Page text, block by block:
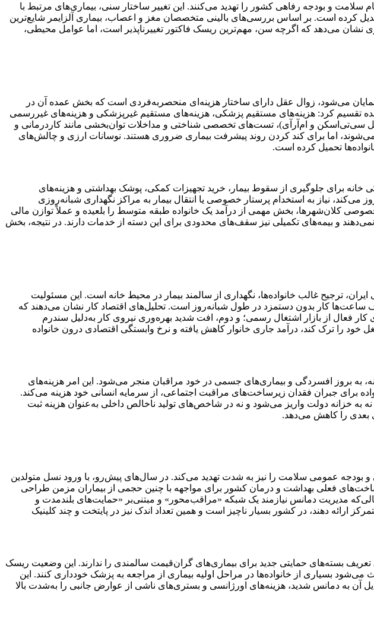
سلامت و بودجه رفاهی کشور را تهدید می‌کنند. این تغییر ساختار سنی، بیماری‌های مرتبط با
کرده است. بر اساس بررسی‌های بالینی متخصصان مغز و اعصاب، بیماری آلزایمر شایع‌ترین
ریشه‌های این بیماری نشان می‌دهد که اگرچه سن، مهم‌ترین ریسک ‌فاکتور تغییرناپذیر است، اما عوامل محیطی،
می‌شود، زوال عقل دارای ساختار هزینه‌ای منحصربه‌فردی است که بخش عمده آن در
کرد: هزینه‌های مستقیم پزشکی، هزینه‌های مستقیم غیرپزشکی و هزینه‌های غیررسمی
و ام‌آرآی)، تست‌های تخصصی شناختی و مداخلات توان‌بخشی مانند کاردرمانی و
اما برای کند کردن روند پیشرفت بیماری ضروری هستند. نوسانات ارزی و چالش‌های
تحمیل کرده است.
برای جلوگیری از سقوط بیمار، خرید تجهیزات کمکی، پوشک بهداشتی و هزینه‌های
نیاز به استخدام پرستار خصوصی یا انتقال بیمار به مراکز نگهداری شبانه‌روزی
کلان‌شهرها، بخش مهمی از درآمد یک خانواده طبقه متوسط را بلعیده و عملاً توازن مالی
و بیمه‌های تکمیلی نیز سقف‌های محدودی برای این دسته از خدمات دارند. در نتیجه، بخش
ترجیح غالب خانواده‌ها، نگهداری از سالمند بیمار در محیط خانه است. این مسئولیت
کار بدون دستمزد در طول شبانه‌روز است. تحلیل‌های اقتصاد کار نشان می‌دهند که
فعال از بازار اشتغال رسمی؛ و دوم، افت شدید بهره‌وری نیروی کار به‌دلیل سندرم
را ترک کند، درآمد جاری خانوار کاهش یافته و نرخ وابستگی اقتصادی درون خانواده
به بروز افسردگی و بیماری‌های جسمی در خود مراقبان منجر می‌شود. این امر هزینه‌های
برای جبران فقدان زیرساخت‌های مراقبت اجتماعی، از سرمایه انسانی خود هزینه می‌کند.
به خزانه دولت واریز می‌شود و نه در شاخص‌های تولید ناخالص داخلی به‌عنوان هزینه ثبت
بعدی را کاهش می‌دهد.
بودجه عمومی سلامت را نیز به شدت تهدید می‌کند. در سال‌های پیش‌رو، با ورود نسل متولدین
زیرساخت‌های فعلی بهداشت و درمان کشور برای مواجهه با چنین حجمی از بیماران مزمن طراحی
مدیریت دمانس نیازمند یک شبکه «مراقب‌محور» و مبتنی‌بر «حمایت‌های بلندمدت و
دهند، در کشور بسیار ناچیز است و همین تعداد اندک نیز در پایتخت و چند کلینیک
بسته‌های حمایتی جدید برای بیماری‌های گران‌قیمت سالمندی را ندارند. این وضعیت ریسک
بسیاری از خانواده‌ها در مراحل اولیه بیماری از مراجعه به پزشک خودداری کنند. این
آن به دمانس شدید، هزینه‌های اورژانسی و بستری‌های ناشی از عوارض جانبی را به‌شدت بالا